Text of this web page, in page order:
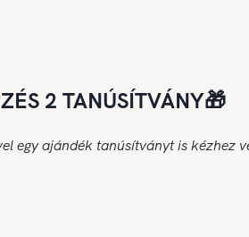
2 TANÚSÍTVÁNY🎁
egy ajándék tanúsítványt is kézhez